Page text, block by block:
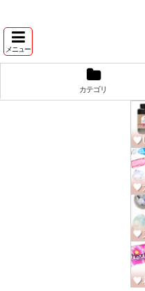
メニュー
カテゴリ